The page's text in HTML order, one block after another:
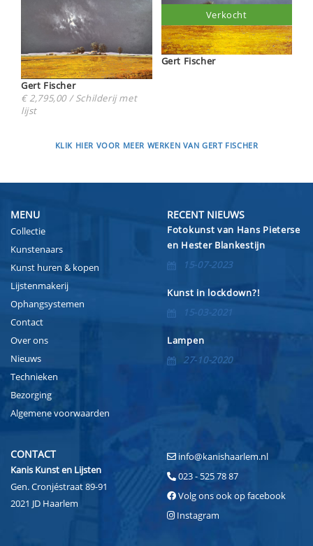
Gert Fischer
€ 2,795,00 / Schilderij met
lijst
Gert Fischer
Verkocht
KLIK HIER VOOR MEER WERKEN VAN GERT FISCHER
MENU
Collectie
Kunstenaars
Kunst huren & kopen
Lijstenmakerij
Ophangsystemen
Contact
Over ons
Nieuws
Technieken
Bezorging
Algemene voorwaarden
RECENT NIEUWS
Fotokunst van Hans Pieterse
en Hester Blankestijn
15-07-2023
Kunst in lockdown?!
15-03-2021
Lampen
27-10-2020
CONTACT
Kanis Kunst en Lijsten
Gen. Cronjéstraat 89-91
2021 JD Haarlem
info@kanishaarlem.nl
023 - 525 78 87
Volg ons ook op facebook
Instagram